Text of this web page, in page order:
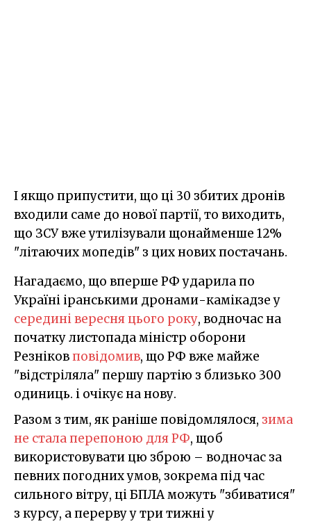
І якщо припустити, що ці 30 збитих дронів
входили саме до нової партії, то виходить,
що ЗСУ вже утилізували щонайменше 12%
"літаючих мопедів" з цих нових постачань.
Нагадаємо, що вперше РФ ударила по
Україні іранськими дронами-камікадзе у
середині вересня цього року, водночас на
початку листопада міністр оборони
Резніковповідомив, що РФ вже майже
"відстріляла" першу партію з близько 300
одиниць. і очікує на нову.
Разом з тим, як раніше повідомлялося, зима
не стала перепоною для РФ, щоб
використовувати цю зброю – водночас за
певних погодних умов, зокрема під час
сильного вітру, ці БПЛА можуть "збиватися"
з курсу, а перерву у три тижні у